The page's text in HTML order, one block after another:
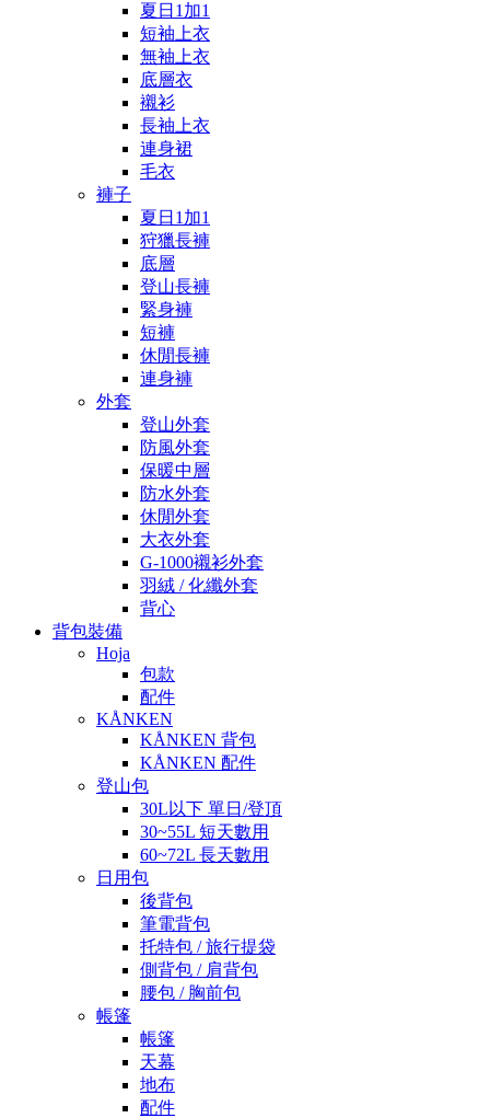
夏日1加1
短袖上衣
無袖上衣
底層衣
襯衫
長袖上衣
連身裙
毛衣
褲子
夏日1加1
狩獵長褲
底層
登山長褲
緊身褲
短褲
休閒長褲
連身褲
外套
登山外套
防風外套
保暖中層
防水外套
休閒外套
大衣外套
G-1000襯衫外套
羽絨 / 化纖外套
背心
背包裝備
Hoja
包款
配件
KÅNKEN
KÅNKEN 背包
KÅNKEN 配件
登山包
30L以下 單日/登頂
30~55L 短天數用
60~72L 長天數用
日用包
後背包
筆電背包
托特包 / 旅行提袋
側背包 / 肩背包
腰包 / 胸前包
帳篷
帳篷
天幕
地布
配件